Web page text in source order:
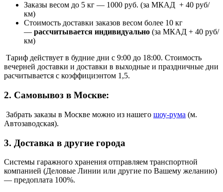
Заказы весом до 5 кг — 1000 руб. (за МКАД + 40 руб/
км)
Стоимость доставки заказов весом более 10 кг
— рассчитывается индивидуально (за МКАД + 40 руб/
км)
Тариф действует в будние дни с 9:00 до 18:00. Стоимость
вечерней доставки и доставки в выходные и праздничные дни
расчитывается с коэффициэнтом 1,5.
2. Самовывоз в Москве:
Забрать заказы в Москве можно из нашего шоу-рума (м.
Автозаводская).
3. Доставка в другие города
Системы гаражного хранения отправляем транспортной
компанией (Деловые Линии или другие по Вашему желанию)
— предоплата 100%.